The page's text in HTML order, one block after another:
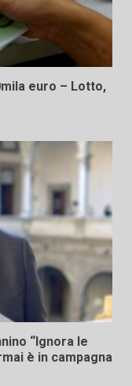
euro – Lotto,
“Ignora le
è in campagna